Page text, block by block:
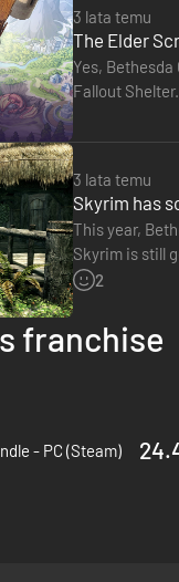
3 lata temu
The Elder
Yes,
Fallout
3 lata temu
Skyrim has
This year,
Skyrim is still
Starfield),
2
franchise
- PC (Steam)